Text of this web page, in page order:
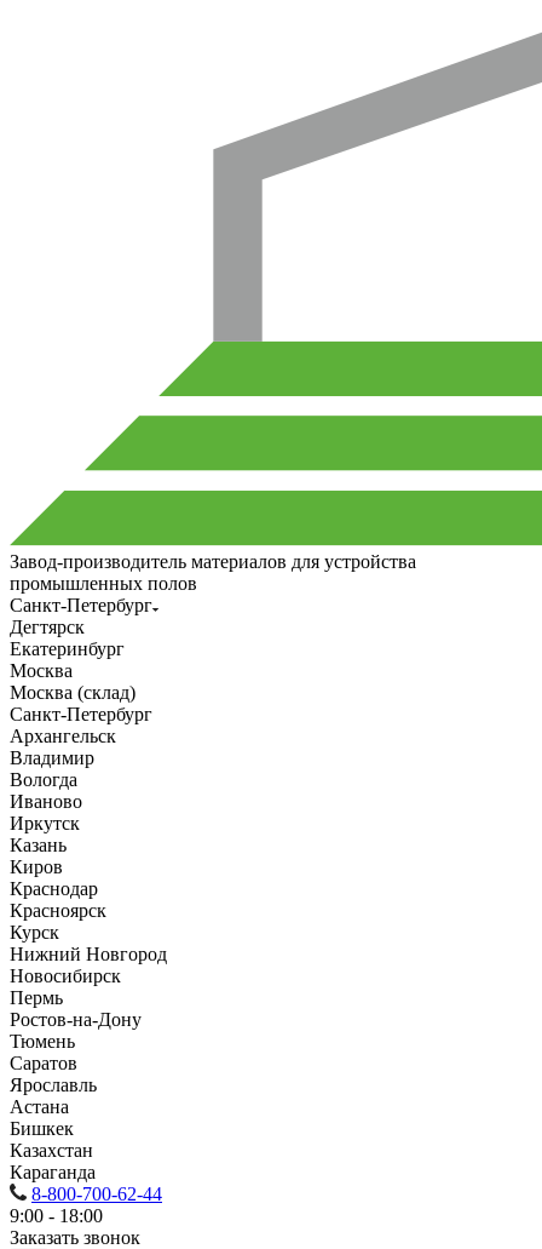
Завод-производитель материалов для устройства
промышленных полов
Санкт-Петербург
Дегтярск
Екатеринбург
Москва
Москва (склад)
Санкт-Петербург
Архангельск
Владимир
Вологда
Иваново
Иркутск
Казань
Киров
Краснодар
Красноярск
Курск
Нижний Новгород
Новосибирск
Пермь
Ростов-на-Дону
Тюмень
Саратов
Ярославль
Астана
Бишкек
Казахстан
Караганда
8-800-700-62-44
9:00 - 18:00
Заказать звонок